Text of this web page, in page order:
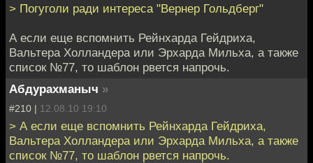
> Погуголи ради интереса "Вернер Гольдберг"
А если еще вспомнить Рейнхарда Гейдриха,
Вальтера Холландера или Эрхарда Мильха, а также
список №77, то шаблон рвется напрочь.
Абдурахманыч »
#210 | 12.08.10 19:10
> А если еще вспомнить Рейнхарда Гейдриха,
Вальтера Холландера или Эрхарда Мильха, а также
список №77, то шаблон рвется напрочь.